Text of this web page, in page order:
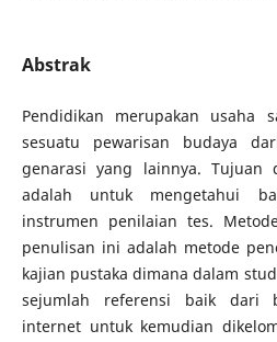
Abstrak
Pendidikan merupakan usaha
sesuatu pewarisan budaya
genarasi yang lainnya.
adalah untuk mengetahui
instrumen penilaian tes.
penulisan ini adalah metode
kajian pustaka dimana dalam
sejumlah referensi baik dari
internet untuk kemudian